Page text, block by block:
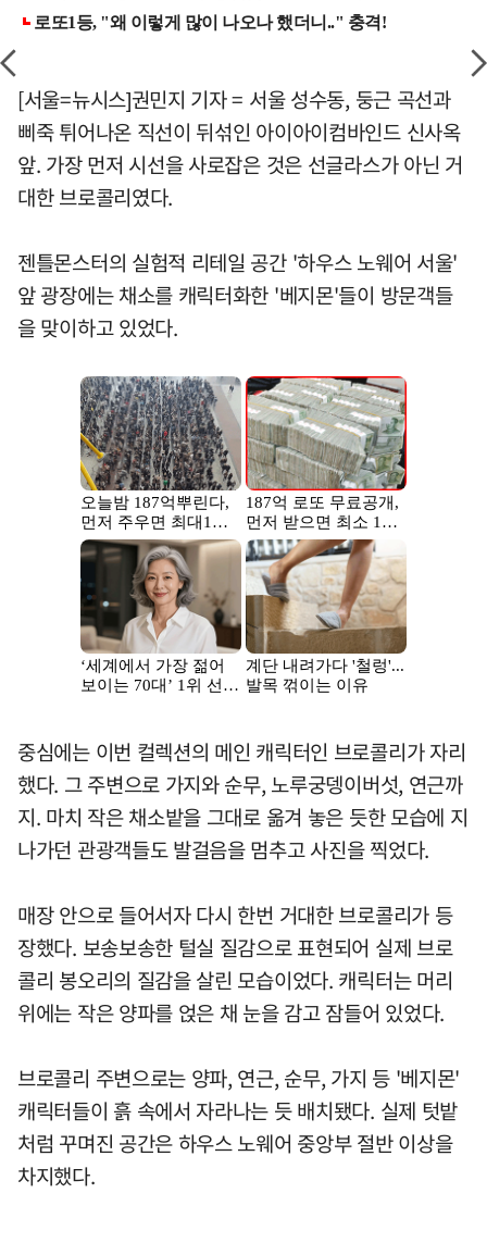
[서울=뉴시스]권민지 기자 = 서울 성수동, 둥근 곡선과
삐죽 튀어나온 직선이 뒤섞인 아이아이컴바인드 신사옥
앞. 가장 먼저 시선을 사로잡은 것은 선글라스가 아닌 거
대한 브로콜리였다.
젠틀몬스터의 실험적 리테일 공간 '하우스 노웨어 서울'
앞 광장에는 채소를 캐릭터화한 '베지몬'들이 방문객들
을 맞이하고 있었다.
중심에는 이번 컬렉션의 메인 캐릭터인 브로콜리가 자리
했다. 그 주변으로 가지와 순무, 노루궁뎅이버섯, 연근까
지. 마치 작은 채소밭을 그대로 옮겨 놓은 듯한 모습에 지
나가던 관광객들도 발걸음을 멈추고 사진을 찍었다.
매장 안으로 들어서자 다시 한번 거대한 브로콜리가 등
장했다. 보송보송한 털실 질감으로 표현되어 실제 브로
콜리 봉오리의 질감을 살린 모습이었다. 캐릭터는 머리
위에는 작은 양파를 얹은 채 눈을 감고 잠들어 있었다.
브로콜리 주변으로는 양파, 연근, 순무, 가지 등 '베지몬'
캐릭터들이 흙 속에서 자라나는 듯 배치됐다. 실제 텃밭
처럼 꾸며진 공간은 하우스 노웨어 중앙부 절반 이상을
차지했다.